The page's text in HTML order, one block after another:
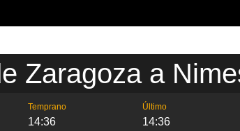
Zaragoza a
Temprano
14:36
Último
14:36